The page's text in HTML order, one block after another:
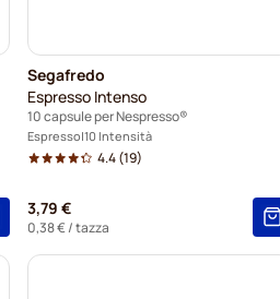
Segafredo
Espresso Intenso
10 capsule per Nespresso®
Espresso 10 Intensità
4.4(19)
3,79 €
0,38 €/ tazza